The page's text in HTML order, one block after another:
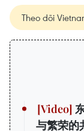
Theo dõi
与繁荣的